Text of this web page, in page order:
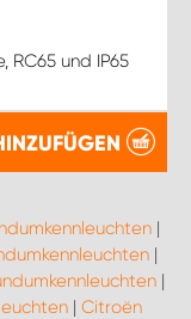
RC65 und IP65
|
|
|
| Citroën